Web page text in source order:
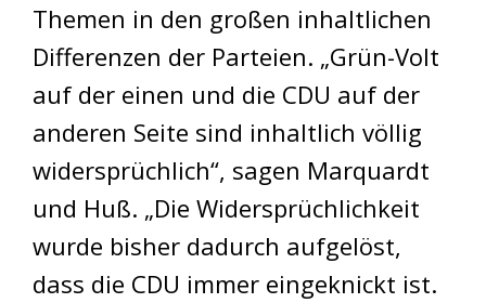
Themen in den großen inhaltlichen
Differenzen der Parteien. „Grün-Volt
auf der einen und die CDU auf der
anderen Seite sind inhaltlich völlig
widersprüchlich“, sagen Marquardt
und Huß. „Die Widersprüchlichkeit
wurde bisher dadurch aufgelöst,
dass die CDU immer eingeknickt ist.